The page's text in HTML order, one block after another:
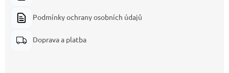
Podmínky ochrany osobních údajů
Doprava a platba